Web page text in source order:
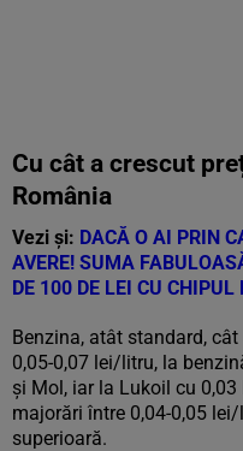
Cu cât a crescut
România
Vezi și: DACĂ O AI PRIN
AVERE! SUMA
DE 100 DE LEI CU
Benzina, atât standard,
0,05-0,07 lei/litru, la
și Mol, iar la Lukoil cu
majorări între 0,04-0,05
superioară.